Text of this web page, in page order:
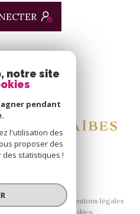
droits réservés
partenaires
Mentions légales
Cookies
notre site
pendant
l'utilisation des
proposer des
statistiques !